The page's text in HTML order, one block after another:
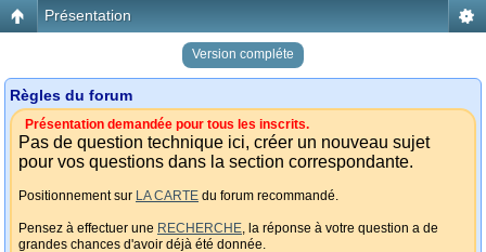
Présentation
Version compléte
Règles du forum
Présentation demandée pour tous les inscrits.
Pas de question technique ici, créer un nouveau sujet
pour vos questions dans la section correspondante.
Positionnement sur LA CARTE du forum recommandé.
Pensez à effectuer une RECHERCHE, la réponse à votre question a de
grandes chances d'avoir déjà été donnée.